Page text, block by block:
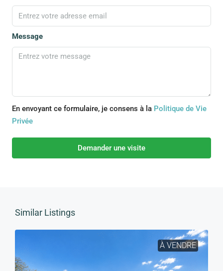
Message
En envoyant ce formulaire, je consens à la Politique de Vie
Privée
Demander une visite
Similar Listings
À VENDRE